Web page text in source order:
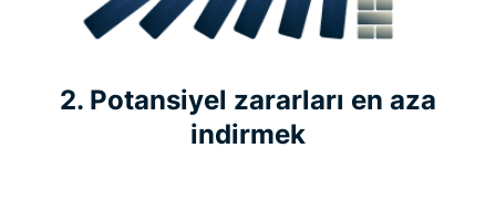
2. Potansiyel zararları en aza
indirmek